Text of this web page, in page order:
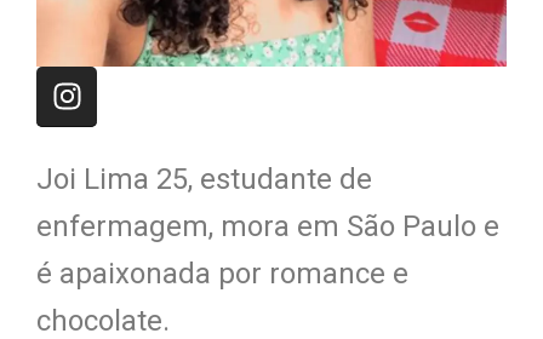
Joi Lima 25, estudante de
enfermagem, mora em São Paulo e
é apaixonada por romance e
chocolate.